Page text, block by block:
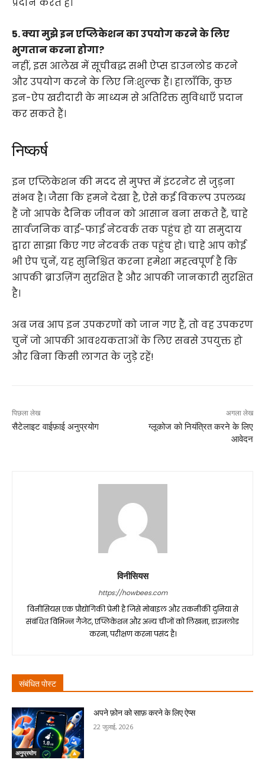
5. क्या मुझे इन एप्लिकेशन का उपयोग करने के लिए
भुगतान करना होगा?
नहीं, इस आलेख में सूचीबद्ध सभी ऐप्स डाउनलोड करने
और उपयोग करने के लिए निःशुल्क हैं। हालाँकि, कुछ
इन-ऐप खरीदारी के माध्यम से अतिरिक्त सुविधाएँ प्रदान
कर सकते हैं।
निष्कर्ष
इन एप्लिकेशन की मदद से मुफ्त में इंटरनेट से जुड़ना
संभव है। जैसा कि हमने देखा है, ऐसे कई विकल्प उपलब्ध
हैं जो आपके दैनिक जीवन को आसान बना सकते हैं, चाहे
सार्वजनिक वाई-फाई नेटवर्क तक पहुंच हो या समुदाय
द्वारा साझा किए गए नेटवर्क तक पहुंच हो। चाहे आप कोई
भी ऐप चुनें, यह सुनिश्चित करना हमेशा महत्वपूर्ण है कि
आपकी ब्राउज़िंग सुरक्षित है और आपकी जानकारी सुरक्षित
है।
अब जब आप इन उपकरणों को जान गए हैं, तो वह उपकरण
चुनें जो आपकी आवश्यकताओं के लिए सबसे उपयुक्त हो
और बिना किसी लागत के जुड़े रहें!
पिछला लेख
सैटेलाइट वाईफ़ाई अनुप्रयोग
अगला लेख
ग्लूकोज को नियंत्रित करने के लिए
आवेदन
विनीसियस
https://howbees.com
विनीसियस एक प्रौद्योगिकी प्रेमी है जिसे मोबाइल और तकनीकी दुनिया से
संबंधित विभिन्न गैजेट, एप्लिकेशन और अन्य चीजों को लिखना, डाउनलोड
करना, परीक्षण करना पसंद है।
संबंधित पोस्ट
अनुप्रयोग
अपने फ़ोन को साफ़ करने के लिए ऐप्स
22 जुलाई, 2026